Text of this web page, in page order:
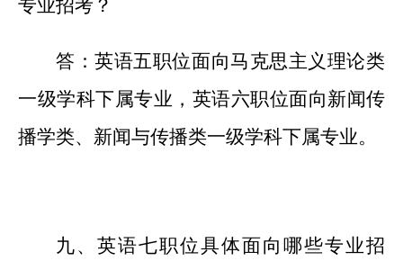
专业招考？
答：英语五职位面向马克思主义理论类
一级学科下属专业，英语六职位面向新闻传
播学类、新闻与传播类一级学科下属专业。
九、英语七职位具体面向哪些专业招